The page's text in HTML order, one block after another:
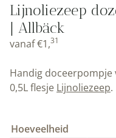
Lijnoliezeep
| Allbäck
vanaf€1,31
Handig
0,5L flesje Lijnoliezeep.
Hoeveelheid